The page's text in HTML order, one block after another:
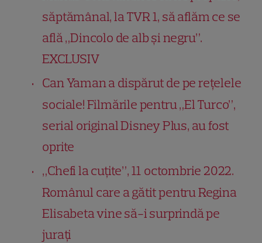
săptămânal, la TVR 1, să aflăm ce se
află „Dincolo de alb și negru”.
EXCLUSIV
Can Yaman a dispărut de pe rețelele
sociale! Filmările pentru „El Turco”,
serial original Disney Plus, au fost
oprite
„Chefi la cuțite”, 11 octombrie 2022.
Românul care a gătit pentru Regina
Elisabeta vine să-i surprindă pe
jurați